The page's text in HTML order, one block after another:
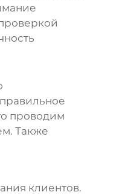
проводим
Также
клиентов.